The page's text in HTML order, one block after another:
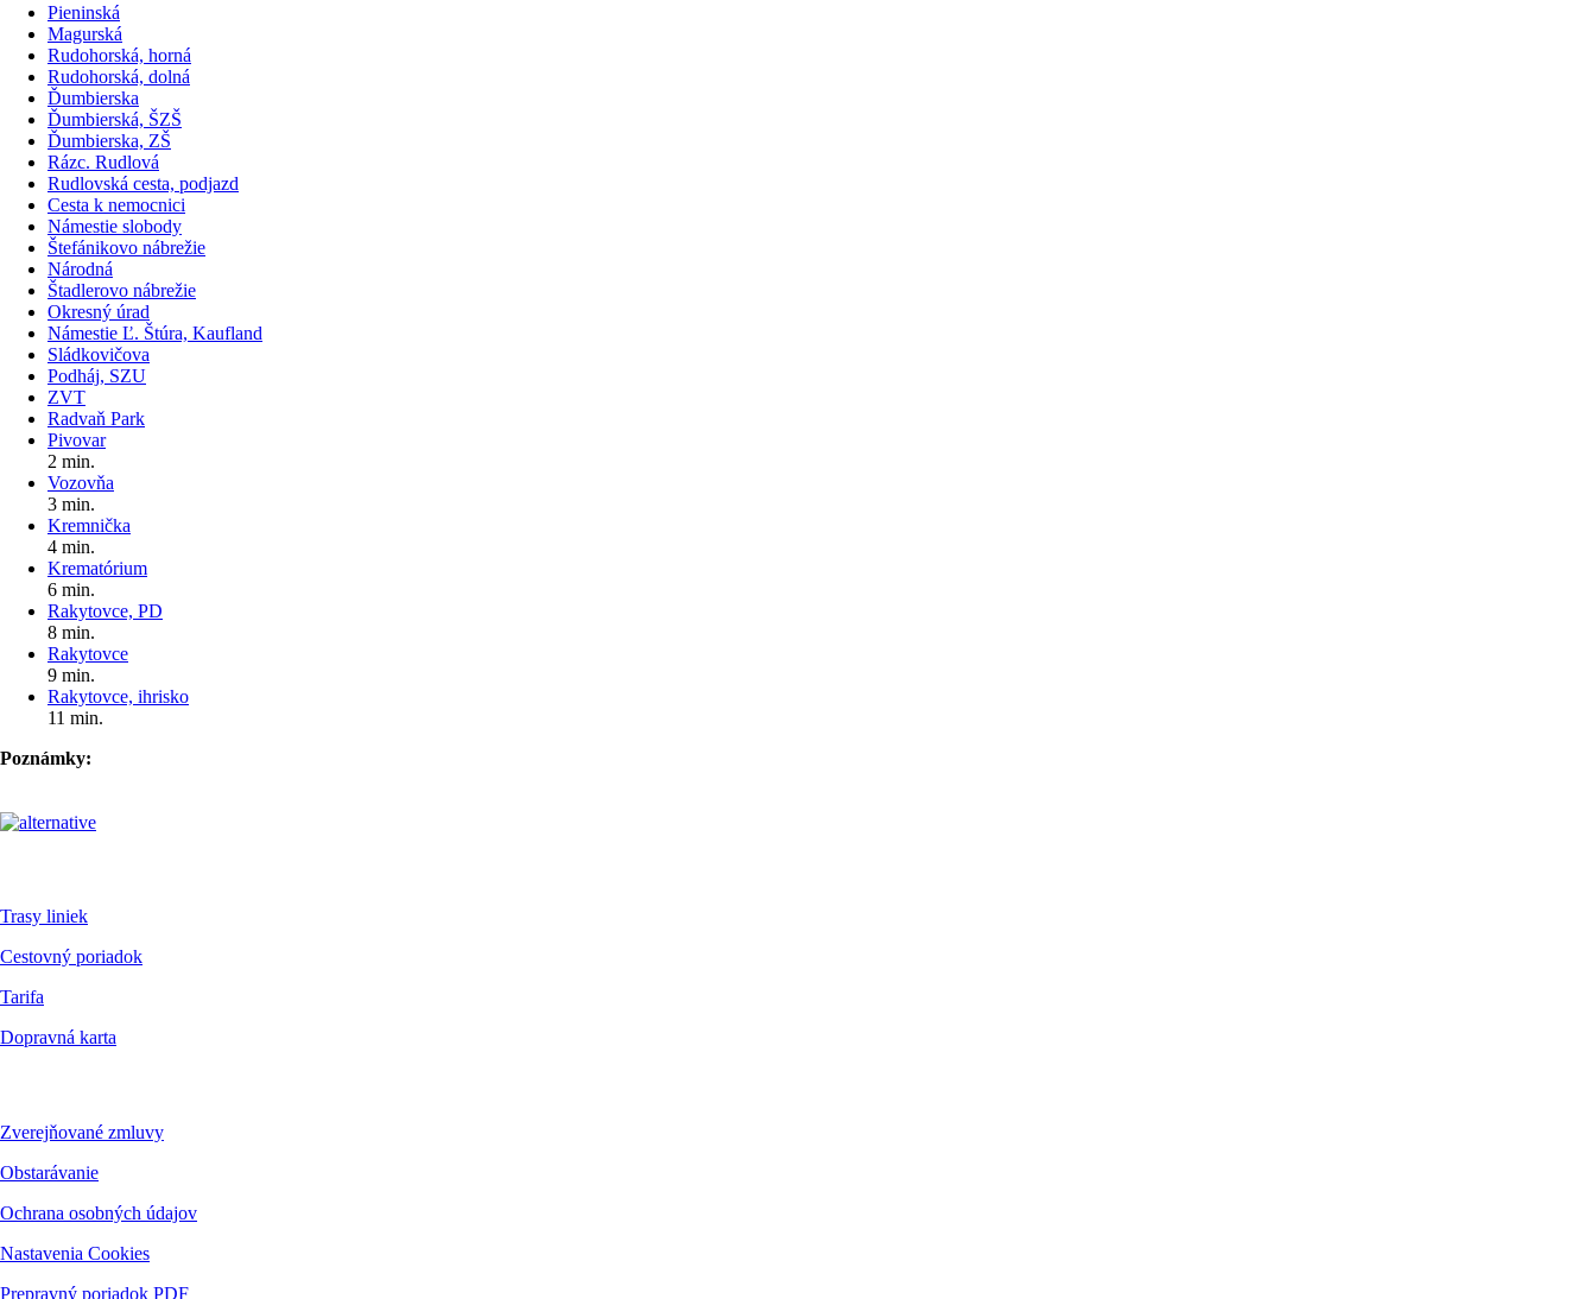
Pieninská
Magurská
Rudohorská, horná
Rudohorská, dolná
Ďumbierska
Ďumbierská, ŠZŠ
Ďumbierska, ZŠ
Rázc. Rudlová
Rudlovská cesta, podjazd
Cesta k nemocnici
Námestie slobody
Štefánikovo nábrežie
Národná
Štadlerovo nábrežie
Okresný úrad
Námestie Ľ. Štúra, Kaufland
Sládkovičova
Podháj, SZU
ZVT
Radvaň Park
Pivovar
2 min.
Vozovňa
3 min.
Kremnička
4 min.
Krematórium
6 min.
Rakytovce, PD
8 min.
Rakytovce
9 min.
Rakytovce, ihrisko
11 min.
Poznámky:
Trasy liniek
Cestovný poriadok
Tarifa
Dopravná karta
Zverejňované zmluvy
Obstarávanie
Ochrana osobných údajov
Nastavenia Cookies
Prepravný poriadok PDF